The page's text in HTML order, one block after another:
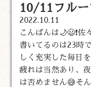
10/11フルー
2022.10.11
こんばんは🌙😃❗
書いてるのは23時
しく充実した毎日
疲れは当然あり、
は否めません😅そ